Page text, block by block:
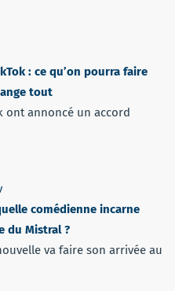
: ce qu’on pourra faire
tout
ont annoncé un accord
comédienne incarne
du Mistral ?
va faire son arrivée au